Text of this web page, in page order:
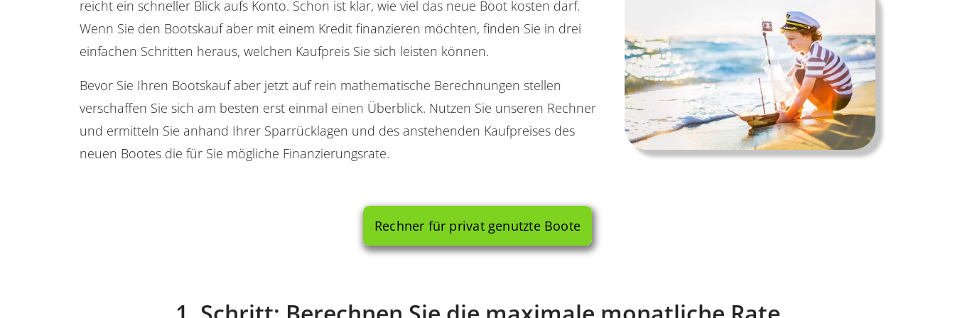
reicht ein schneller Blick aufs Konto. Schon ist klar, wie viel das neue Boot kosten darf.
Wenn Sie den Bootskauf aber mit einem Kredit finanzieren möchten, finden Sie in drei
einfachen Schritten heraus, welchen Kaufpreis Sie sich leisten können.
Bevor Sie Ihren Bootskauf aber jetzt auf rein mathematische Berechnungen stellen
verschaffen Sie sich am besten erst einmal einen Überblick. Nutzen Sie unseren Rechner
und ermitteln Sie anhand Ihrer Sparrücklagen und des anstehenden Kaufpreises des
neuen Bootes die für Sie mögliche Finanzierungsrate.
Rechner für privat genutzte Boote